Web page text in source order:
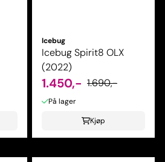
Icebug
Icebug Spirit8 OLX
(2022)
1.450,- 1.690,-
På lager
Kjøp